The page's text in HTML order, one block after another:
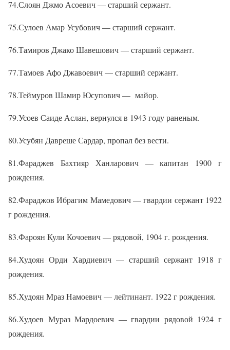
74.Слоян Джмо Асоевич — старший сержант.
75.Сулоев Амар Усубович — старший сержант.
76.Тамиров Джако Шавешович — старший сержант.
77.Тамоев Афо Джавоевич — старший сержант.
78.Теймуров Шамир Юсупович — майор.
79.Усоев Саиде Аслан, вернулся в 1943 году раненым.
80.Усубян Давреше Сардар, пропал без вести.
81.Фараджев Бахтияр Ханларович — капитан 1900 г
рождения.
82.Фараджов Ибрагим Мамедович — гвардии сержант 1922
г рождения.
83.Фароян Кули Кочоевич — рядовой, 1904 г. рождения.
84.Худоян Орди Хардиевич — старший сержант 1918 г
рождения.
85.Худоян Мраз Намоевич — лейтинант. 1922 г рождения.
86.Худоев Мураз Мардоевич — гвардии рядовой 1924 г
рождения.